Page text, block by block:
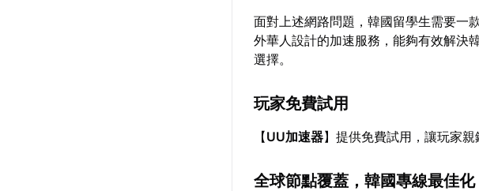
面對上述網路問題，韓國留學生需要一
外華人設計的加速服務，能夠有效解決
選擇。
玩家免費試用
【UU加速器】提供免費試用，讓玩家親
全球節點覆蓋，韓國專線最佳化